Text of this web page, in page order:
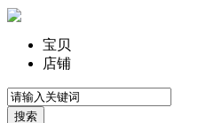
宝贝
店铺